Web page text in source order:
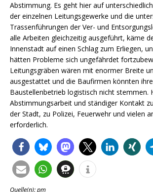
Abstimmung. Es geht hier auf
der einzelnen Leitungsgewerke und die
Trassenführungen der Ver- und
alle Arbeiten gleichzeitig ausgeführt, käme
Innenstadt auf einen Schlag zum Erliegen,
hätten Probleme sich ungefährdet
Leitungsgräben wären mit enormer Breite
ausgestattet und die Baufirmen könnten
Baustellenbetrieb logistisch nicht stemmen.
Abstimmungsarbeit und ständiger Kontakt
der Stadt, zu Polizei, Feuerwehr und vielen
erforderlich.
Quelle(n): pm